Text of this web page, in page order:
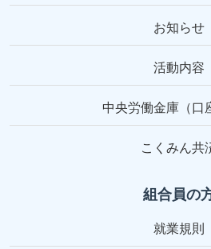
お知らせ
活動内容
中央労働金庫（口
こくみん共
組合員の
就業規則